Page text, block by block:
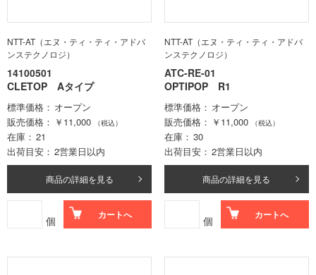
NTT-AT（エヌ・ティ・ティ・アドバ
ンステクノロジ）
14100501
CLETOP Aタイプ
標準価格
オープン
販売価格
￥11,000 （税込）
在庫
21
出荷目安
2営業日以内
商品の詳細を見る
個 カートへ
NTT-AT（エヌ・ティ・ティ・アドバ
ンステクノロジ）
ATC-RE-01
OPTIPOP R1
標準価格
オープン
販売価格
￥11,000 （税込）
在庫
30
出荷目安
2営業日以内
商品の詳細を見る
個 カートへ